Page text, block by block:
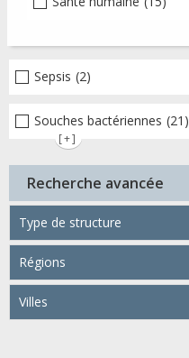
Sepsis (2)
Souches bactériennes (21)
[+]
Recherche avancée
Type de structure
Régions
Villes